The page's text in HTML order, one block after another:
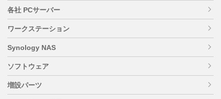
各社 PCサーバー
ワークステーション
Synology NAS
ソフトウェア
増設パーツ